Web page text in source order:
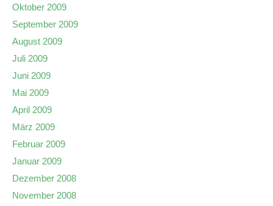
Oktober 2009
September 2009
August 2009
Juli 2009
Juni 2009
Mai 2009
April 2009
März 2009
Februar 2009
Januar 2009
Dezember 2008
November 2008